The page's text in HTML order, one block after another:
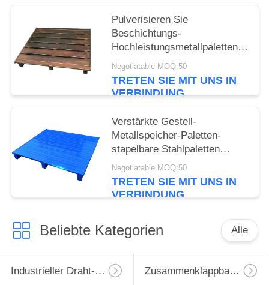
Pulverisieren Sie
Beschichtungs-
Hochleistungsmetallpaletten-
langlebiges Gut 2/4
Möglichkeit der Zugang
Negotiatable MOQ:50
TRETEN SIE MIT UNS IN
VERBINDUNG
Verstärkte Gestell-
Metallspeicher-Paletten-
stapelbare Stahlpaletten
1200X1000X150 Millimeter
Negotiatable MOQ:50
TRETEN SIE MIT UNS IN
VERBINDUNG
Beliebte Kategorien Alle
Industrieller Draht-Behälter Zusammenklappbarer Drahtbehälter